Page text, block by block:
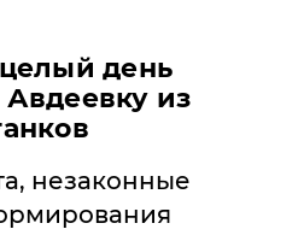
день
из
незаконные